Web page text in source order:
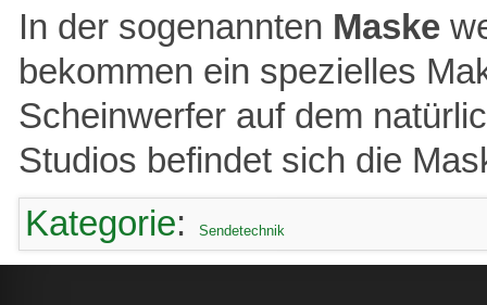
In der sogenannten Maske
bekommen ein spezielles
Scheinwerfer auf dem
Studios befindet sich die
Kategorie: Sendetechnik